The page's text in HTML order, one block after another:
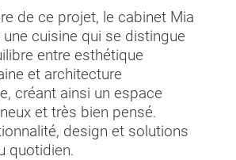
de ce projet, le cabinet Mia
une cuisine qui se distingue
entre esthétique
et architecture
créant ainsi un espace
et très bien pensé.
design et solutions
quotidien.